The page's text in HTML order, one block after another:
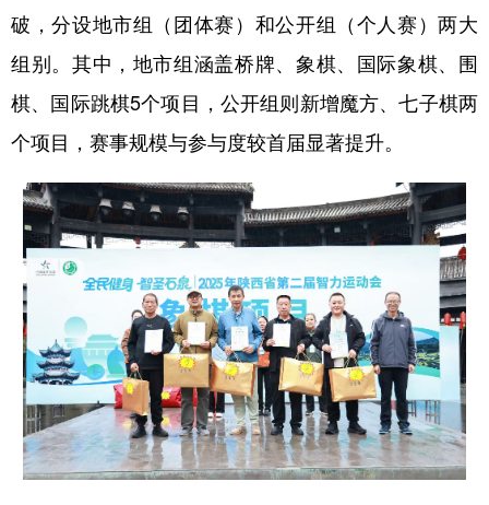
破，分设地市组（团体赛）和公开组（个人赛）两大
组别。其中，地市组涵盖桥牌、象棋、国际象棋、围
棋、国际跳棋5个项目，公开组则新增魔方、七子棋两
个项目，赛事规模与参与度较首届显著提升。